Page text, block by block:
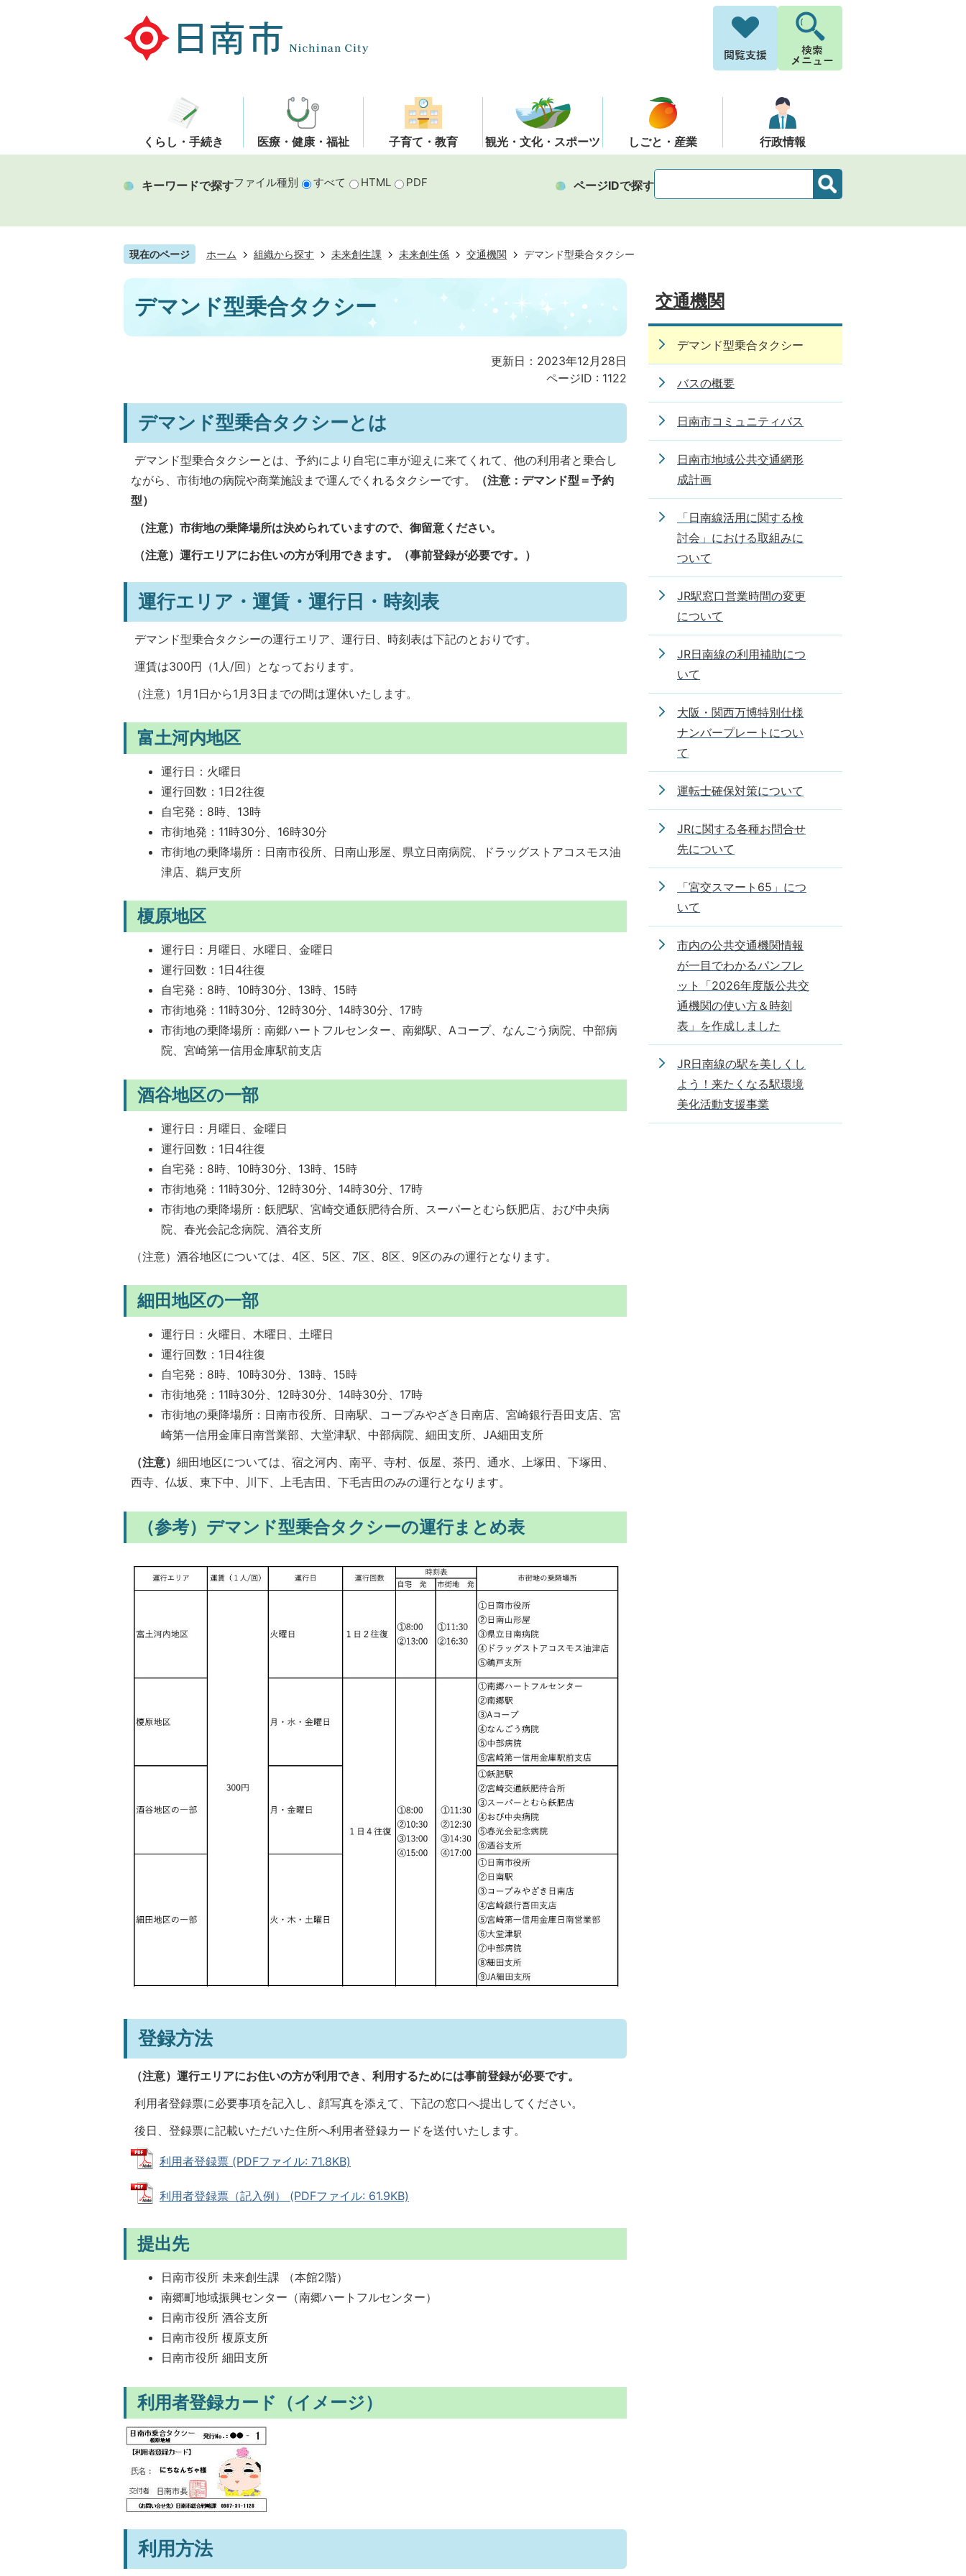
くらし・手続き 医療・健康・福祉 子育て・教育 観光・文化・スポーツ しごと・産業 行政情報
キーワードで探すファイル種別 すべて HTML PDF ページIDで探す
現在のページ ホーム 組織から探す 未来創生課 未来創生係 交通機関 デマンド型乗合タクシー
デマンド型乗合タクシー
更新日：2023年12月28日
ページID : 1122
デマンド型乗合タクシーとは
デマンド型乗合タクシーとは、予約により自宅に車が迎えに来てくれて、他の利用者と乗合し
ながら、市街地の病院や商業施設まで運んでくれるタクシーです。
（注意：デマンド型＝予約
型）
（注意） 市街地の乗降場所は決められていますので、御留意ください。
（注意） 運行エリアにお住いの方が利用できます。（事前登録が必要です。）
運行エリア・運賃・運行日・時刻表
デマンド型乗合タクシーの運行エリア、運行日、時刻表は下記のとおりです。
運賃は300円（1人/回）となっております。
（注意）1月1日から1月3日までの間は運休いたします。
富土河内地区
運行日：火曜日
運行回数：1日2往復
自宅発：8時、13時
市街地発：11時30分、16時30分
市街地の乗降場所：日南市役所、日南山形屋、県立日南病院、ドラッグストアコスモス油
津店、鵜戸支所
榎原地区
運行日：月曜日、水曜日、金曜日
運行回数：1日4往復
自宅発：8時、10時30分、13時、15時
市街地発：11時30分、12時30分、14時30分、17時
市街地の乗降場所：南郷ハートフルセンター、南郷駅、Aコープ、なんごう病院、中部病
院、宮崎第一信用金庫駅前支店
酒谷地区の一部
運行日：月曜日、金曜日
運行回数：1日4往復
自宅発：8時、10時30分、13時、15時
市街地発：11時30分、12時30分、14時30分、17時
市街地の乗降場所：飫肥駅、宮崎交通飫肥待合所、スーパーとむら飫肥店、おび中央病
院、春光会記念病院、酒谷支所
（注意）酒谷地区については、4区、5区、7区、8区、9区のみの運行となります。
細田地区の一部
運行日：火曜日、木曜日、土曜日
運行回数：1日4往復
自宅発：8時、10時30分、13時、15時
市街地発：11時30分、12時30分、14時30分、17時
市街地の乗降場所：日南市役所、日南駅、コープみやざき日南店、宮崎銀行吾田支店、宮
崎第一信用金庫日南営業部、大堂津駅、中部病院、細田支所、JA細田支所
（注意） 細田地区については、宿之河内、南平、寺村、仮屋、茶円、通水、上塚田、下塚田、
西寺、仏坂、東下中、川下、上毛吉田、下毛吉田のみの運行となります。
（参考）デマンド型乗合タクシーの運行まとめ表
登録方法
（注意） 運行エリアにお住いの方が利用でき、利用するためには事前登録が必要です。
利用者登録票に必要事項を記入し、顔写真を添えて、下記の窓口へ提出してください。
後日、登録票に記載いただいた住所へ利用者登録カードを送付いたします。
利用者登録票 (PDFファイル: 71.8KB)
利用者登録票（記入例） (PDFファイル: 61.9KB)
提出先
日南市役所 未来創生課 （本館2階）
南郷町地域振興センター（南郷ハートフルセンター）
日南市役所 酒谷支所
日南市役所 榎原支所
日南市役所 細田支所
利用者登録カード（イメージ）
利用方法
交通機関
デマンド型乗合タクシー
バスの概要
日南市コミュニティバス
日南市地域公共交通網形
成計画
「日南線活用に関する検
討会」における取組みに
ついて
JR駅窓口営業時間の変更
について
JR日南線の利用補助につ
いて
大阪・関西万博特別仕様
ナンバープレートについ
て
運転士確保対策について
JRに関する各種お問合せ
先について
「宮交スマート65」につ
いて
市内の公共交通機関情報
が一目でわかるパンフレ
ット「2026年度版公共交
通機関の使い方＆時刻
表」を作成しました
JR日南線の駅を美しくし
よう！来たくなる駅環境
美化活動支援事業